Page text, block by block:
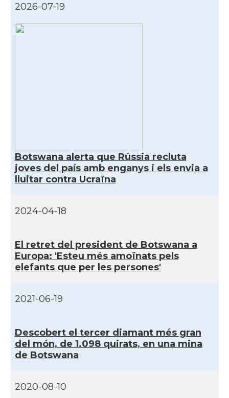
2026-07-19
Botswana alerta que Rússia recluta
joves del país amb enganys i els envia a
lluitar contra Ucraïna
2024-04-18
El retret del president de Botswana a
Europa: 'Esteu més amoïnats pels
elefants que per les persones'
2021-06-19
Descobert el tercer diamant més gran
del món, de 1.098 quirats, en una mina
de Botswana
2020-08-10